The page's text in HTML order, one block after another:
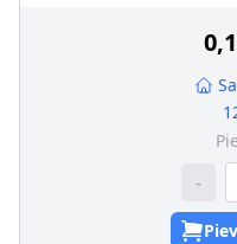
Kaste
1330-43-4;
Montāža/demontāža
Kvēlspuldzes cokola
-